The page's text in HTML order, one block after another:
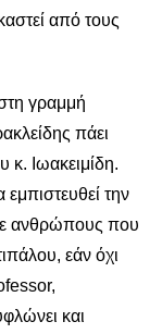
από τους
γραμμή
πάει
κ. Ιωακειμίδη.
την
ανθρώπους που
εάν όχι
και